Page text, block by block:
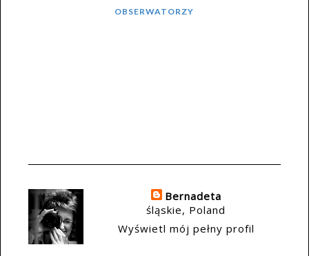
OBSERWATORZY
Bernadeta
śląskie, Poland
Wyświetl mój pełny profil